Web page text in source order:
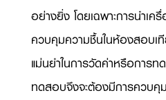
อย่างยิ่ง โดยเฉพาะการนำเค
ควบคุมความชื้นในห้องสอบ
แม่นยำในการวัดค่าหรือการ
ทดสอบจึงจะต้องมีการควบคุ